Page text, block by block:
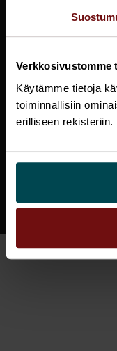
Verkkosivustomme
Käytämme tietoja
toiminnallisiin
erilliseen rekisteriin.
Palvelut
Uutiset
Privacy policy
Ota yhteyttä